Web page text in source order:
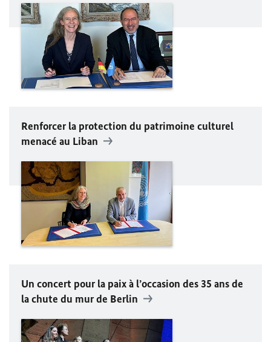
Renforcer la protection du patrimoine culturel
menacé au Liban
Un concert pour la paix à l’occasion des 35 ans de
la chute du mur de Berlin